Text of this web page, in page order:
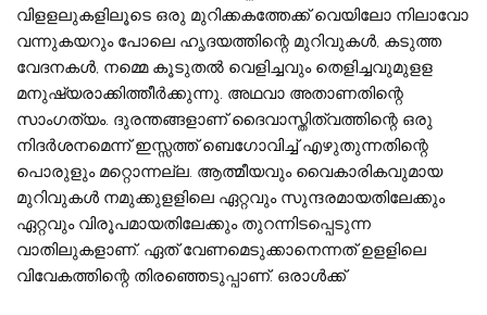
വിളളലുകളിലൂടെ ഒരു മുറിക്കകത്തേക്ക് വെയിലോ നിലാവോ
വന്നുകയറും പോലെ ഹൃദയത്തിന്റെ മുറിവുകൾ, കടുത്ത
വേദനകൾ, നമ്മെ കൂടുതൽ വെളിച്ചവും തെളിച്ചവുമുളള
മനുഷ്യരാക്കിത്തീർക്കുന്നു. അഥവാ അതാണതിന്റെ
സാംഗത്യം. ദുരന്തങ്ങളാണ് ദൈവാസ്തിത്വത്തിന്റെ ഒരു
നിദർശനമെന്ന് ഇസ്സത്ത് ബെഗോവിച്ച് എഴുതുന്നതിന്റെ
പൊരുളും മറ്റൊന്നല്ല. ആത്മീയവും വൈകാരികവുമായ
മുറിവുകൾ നമുക്കുളളിലെ ഏറ്റവും സുന്ദരമായതിലേക്കും
ഏറ്റവും വിരൂപമായതിലേക്കും തുറന്നിടപ്പെടുന്ന
വാതിലുകളാണ്. ഏത് വേണമെടുക്കാനെന്നത് ഉളളിലെ
വിവേകത്തിന്റെ തിരഞ്ഞെടുപ്പാണ്. ഒരാൾക്ക്